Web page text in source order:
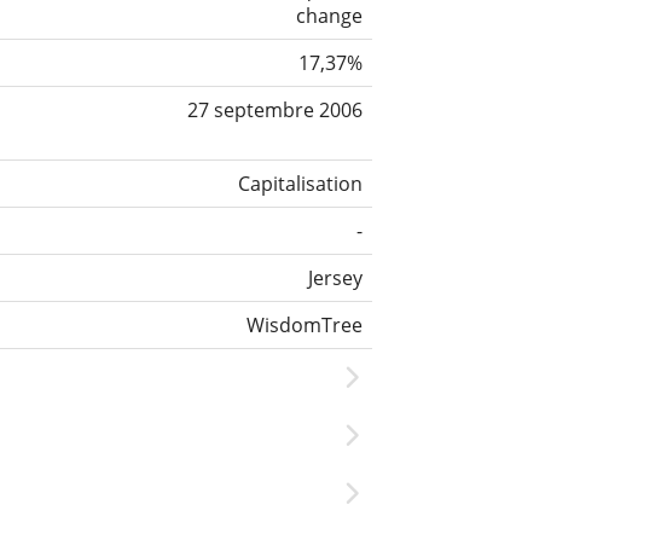
change
17,37%
27 septembre 2006
Capitalisation
-
Jersey
WisdomTree